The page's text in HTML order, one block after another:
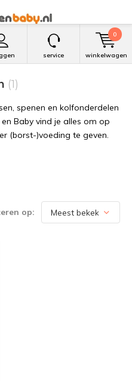
service winkelwagen
0
(1)
spenen en kolfonderdelen
Baby vind je alles om op
(borst-)voeding te geven.
op: